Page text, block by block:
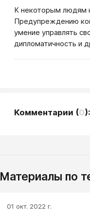
К некоторым людям
Предупреждению
умение управлять
дипломатичность и
Комментарии (0):
Материалы по
01 окт. 2022 г.